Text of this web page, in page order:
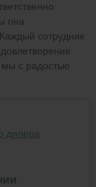
она
сотрудник
мы с радостью